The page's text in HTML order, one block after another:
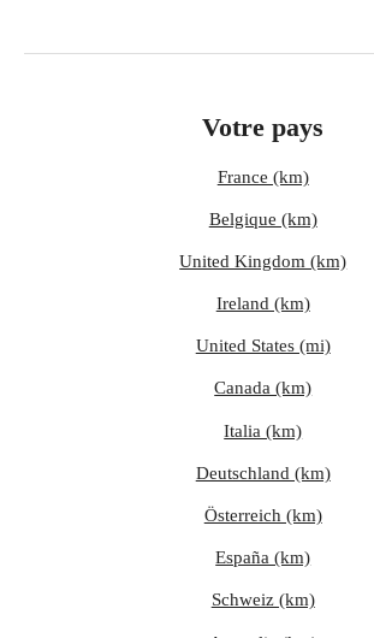
Votre pays
France (km)
Belgique (km)
United Kingdom (km)
Ireland (km)
United States (mi)
Canada (km)
Italia (km)
Deutschland (km)
Österreich (km)
España (km)
Schweiz (km)